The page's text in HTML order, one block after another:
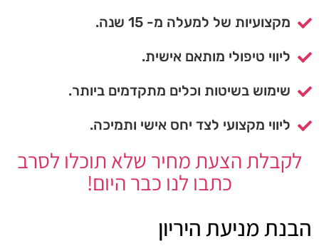
מקצועיות של למעלה מ- 15 שנה.
ליווי טיפולי מותאם אישית.
שימוש בשיטות וכלים מתקדמים ביותר.
ליווי מקצועי לצד יחס אישי ותמיכה.
לקבלת הצעת מחיר שלא תוכלו לסרב
כתבו לנו כבר היום!
הבנת מניעת היריון